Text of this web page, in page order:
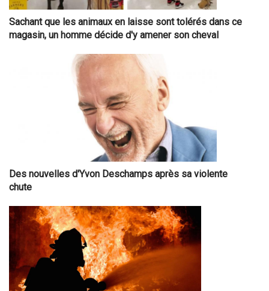
Sachant que les animaux en laisse sont tolérés dans ce
magasin, un homme décide d'y amener son cheval
Des nouvelles d'Yvon Deschamps après sa violente
chute